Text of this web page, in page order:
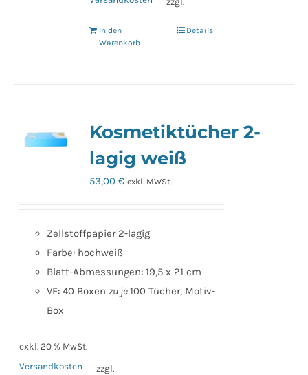
In den
Warenkorb
Details
Kosmetiktücher 2-
lagig weiß
53,00€ exkl. MWSt.
Zellstoffpapier 2-lagig
Farbe: hochweiß
Blatt-Abmessungen: 19,5 x 21 cm
VE: 40 Boxenzu je100 Tücher, Motiv-
Box
exkl. 20 % MwSt.
zzgl.
Versandkosten